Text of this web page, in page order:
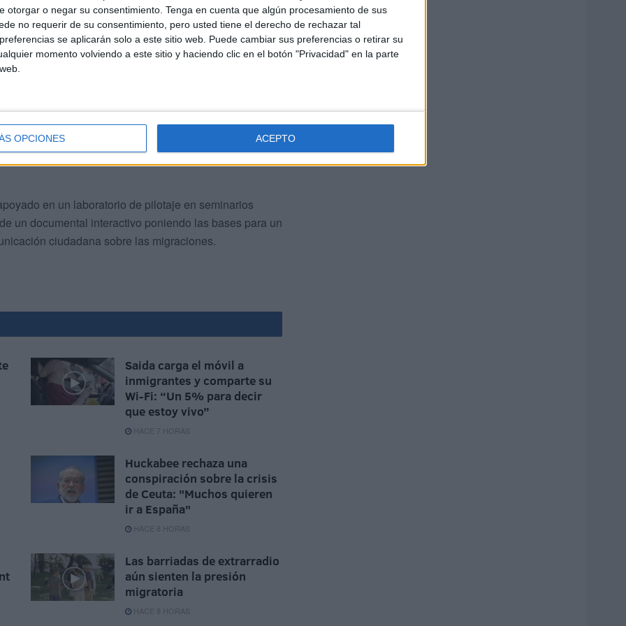
otorgar o negar su consentimiento. Tenga en cuenta que algún procesamiento de sus
no requerir de su consentimiento, pero usted tiene el derecho de rechazar tal
se aplicarán solo a este sitio web. Puede cambiar sus preferencias o retirar su
momento volviendo a este sitio y haciendo clic en el botón "Privacidad" en la parte
OPCIONES ACEPTO
Domingo Sánchez-Mesa, busca desarrollar un
de Frontera y la Comunicación. Este máster
de los estudios en comunicación a través de nuevos
la sociología y geografía humana de las
social a través de la comunicación de derechos.
en un laboratorio de pilotaje en seminarios
un documental interactivo poniendo las bases para un
ciudadana sobre las migraciones.
Saida carga el móvil a
inmigrantes y comparte su
Wi-Fi: “Un 5% para decir
que estoy vivo”
HACE 7 HORAS
Huckabee rechaza una
conspiración sobre la crisis
de Ceuta: "Muchos quieren
ir a España"
HACE 8 HORAS
Las barriadas de extrarradio
aún sienten la presión
migratoria
HACE 8 HORAS